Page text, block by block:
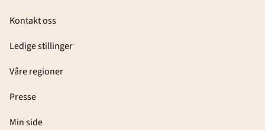
Kontakt oss
Ledige stillinger
Våre regioner
Presse
Min side